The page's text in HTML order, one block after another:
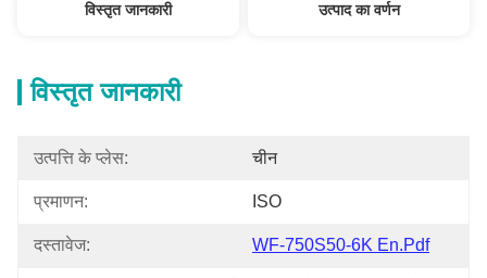
विस्तृत जानकारी उत्पाद का वर्णन
विस्तृत जानकारी
उत्पत्ति के प्लेस: चीन
प्रमाणन: ISO
दस्तावेज: WF-750S50-6K En.pdf